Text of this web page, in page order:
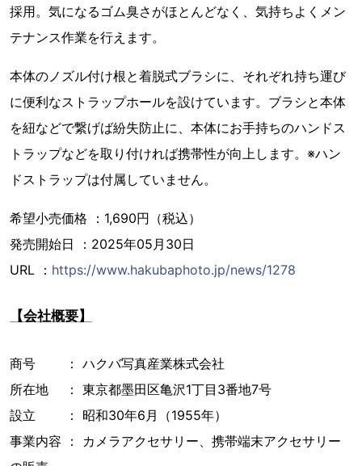
採用。気になるゴム臭さがほとんどなく、気持ちよくメン
テナンス作業を行えます。
本体のノズル付け根と着脱式ブラシに、それぞれ持ち運び
に便利なストラップホールを設けています。ブラシと本体
を紐などで繋げば紛失防止に、本体にお手持ちのハンドス
トラップなどを取り付ければ携帯性が向上します。※ハン
ドストラップは付属していません。
希望小売価格 ：1,690円（税込）
発売開始日 ：2025年05月30日
URL ： https://www.hakubaphoto.jp/news/1278
【会社概要】
商号 ： ハクバ写真産業株式会社
所在地 ： 東京都墨田区亀沢1丁目3番地7号
設立 ： 昭和30年6月（1955年）
事業内容 ： カメラアクセサリー、携帯端末アクセサリー